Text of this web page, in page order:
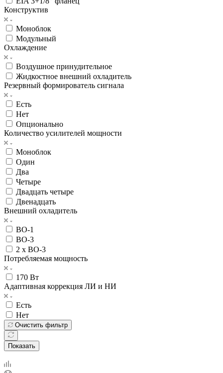
Конструктив
Моноблок
Модульный
Охлаждение
Воздушное принудительное
Жидкостное внешний охладитель
Резервный формирователь сигнала
Есть
Нет
Опционально
Количество усилителей мощности
Моноблок
Один
Два
Четыре
Двадцать четыре
Двенадцать
Внешний охладитель
ВО-1
ВО-3
2 х ВО-3
Потребляемая мощность
170 Вт
Адаптивная коррекция ЛИ и НИ
Есть
Нет
Очистить фильтр
Показать